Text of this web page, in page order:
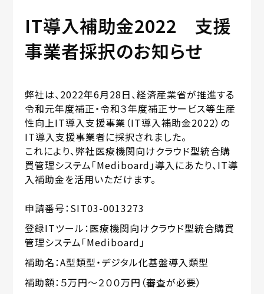
IT導入補助金2022 支援
事業者採択のお知らせ
弊社は、2022年6月28日、経済産業省が推進する
令和元年度補正・令和３年度補正サービス等生産
性向上IT導入支援事業（IT導入補助金2022）の
IT導入支援事業者に採択されました。
これにより、弊社医療機関向けクラウド型統合購
買管理システム「Mediboard」導入にあたり、IT導
入補助金を活用いただけます。
申請番号：SIT03-0013273
登録ITツール：医療機関向けクラウド型統合購買
管理システム「Mediboard」
補助名：A型類型・デジタル化基盤導入類型
補助額：５万円～２００万円（審査が必要）